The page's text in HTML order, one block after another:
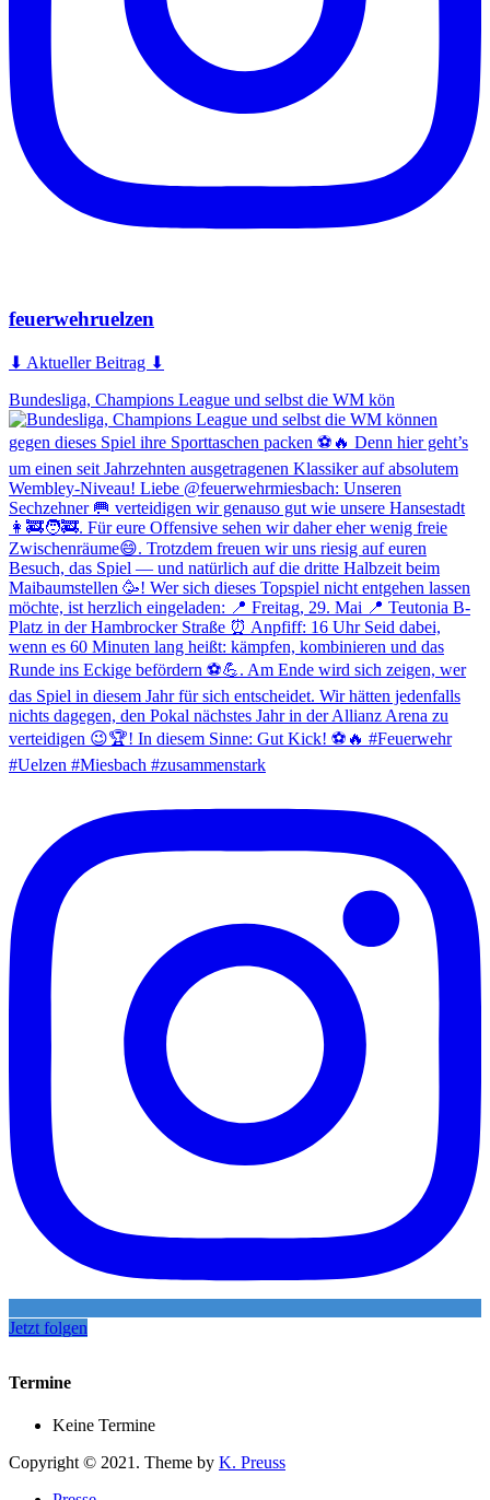
feuerwehruelzen
⬇ Aktueller Beitrag ⬇
Bundesliga, Champions League und selbst die WM kön
Jetzt folgen
Termine
Keine Termine
Copyright © 2021. Theme by K. Preuss